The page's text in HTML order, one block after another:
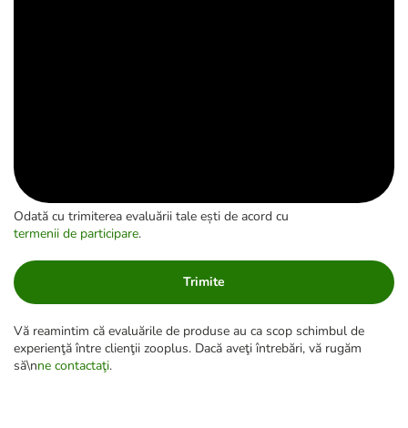
Odată cu trimiterea evaluării tale ești de acord cu
termenii de participare.
Trimite
Vă reamintim că evaluările de produse au ca scop schimbul de
experienţă între clienţii zooplus. Dacă aveţi întrebări, vă rugăm
să\nne contactaţi.